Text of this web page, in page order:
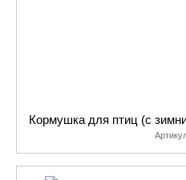
Кормушка для птиц (с